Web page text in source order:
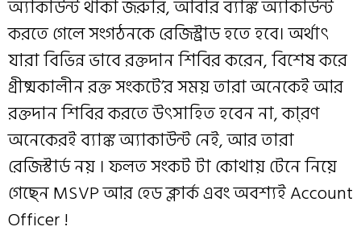
অ্যাকাউন্ট থাকা জরুরি, আবার ব্যাঙ্ক অ্যাকাউন্ট
করতে গেলে সংগঠনকে রেজিস্ট্রাড হতে হবে। অর্থাৎ
যারা বিভিন্ন ভাবে রক্তদান শিবির করেন, বিশেষ করে
গ্রীষ্মকালীন রক্ত সংকটে’র সময় তারা অনেকেই আর
রক্তদান শিবির করতে উৎসাহিত হবেন না, কা্রণ
অনেকেরই ব্যাঙ্ক অ্যাকাউন্ট নেই, আর তারা
রেজিস্টার্ড নয় । ফলত সংকট টা কোথায় টেনে নিয়ে
গেছে্ন MSVP আর হেড ক্লার্ক এবং অবশ্যই Account
Officer !